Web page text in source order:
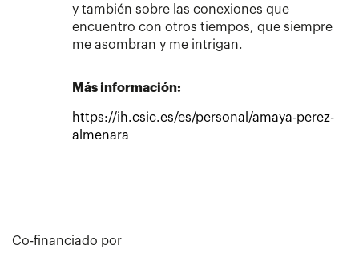
y también sobre las conexiones que
encuentro con otros tiempos, que siempre
me asombran y me intrigan.
Más información:
https://ih.csic.es/es/personal/amaya-perez-
almenara
Co-financiado por